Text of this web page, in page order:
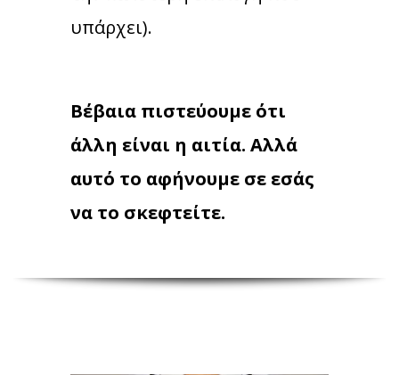
υπάρχει).
Βέβαια πιστεύουμε ότι
άλλη είναι η αιτία. Αλλά
αυτό το αφήνουμε σε εσάς
να το σκεφτείτε.